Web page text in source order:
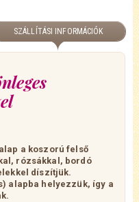
SZÁLLÍTÁSI INFORMÁCIÓK
a koszorú felső
rózsákkal, bordó
díszítjük.
alapba helyezzük, így a